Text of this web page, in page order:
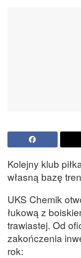
Kolejny klub
własną bazę
UKS Chemik
łukową z
trawiastej. Od
zakończenia
rok: